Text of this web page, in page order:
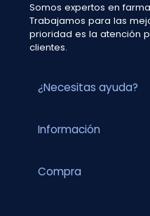
Somos expertos en
Trabajamos para las
prioridad es la atención
clientes.
¿Necesitas ayuda?
Información
Compra